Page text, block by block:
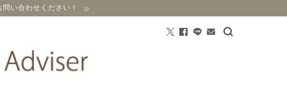
い合わせください！